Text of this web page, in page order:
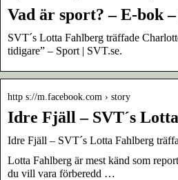
Vad är sport? – E-bok
SVT´s Lotta Fahlberg träffade
tidigare” – Sport | SVT.se.
http s://m.facebook.com › story
Idre Fjäll – SVT´s
Idre Fjäll – SVT´s Lotta Fahlberg
Lotta Fahlberg är mest känd som
du vill vara förberedd …